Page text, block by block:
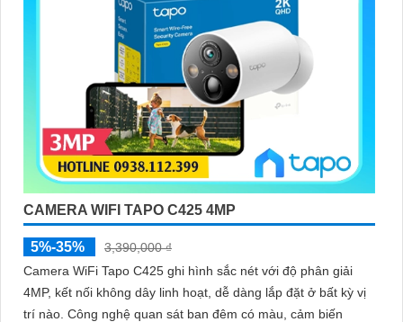
CAMERA WIFI TAPO C425 4MP
5%-35%
3,390,000 ₫
Camera WiFi Tapo C425 ghi hình sắc nét với độ phân giải
4MP, kết nối không dây linh hoạt, dễ dàng lắp đặt ở bất kỳ vị
trí nào. Công nghệ quan sát ban đêm có màu, cảm biến